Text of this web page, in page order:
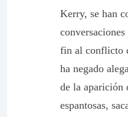
Kerry, se han
fin al conflicto
ha negado
de la aparición
espantosas,